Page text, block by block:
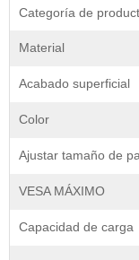
Categoría de
Material
Acabado superficial
Color
Ajustar tamaño de
VESA MÁXIMO
Capacidad de carga